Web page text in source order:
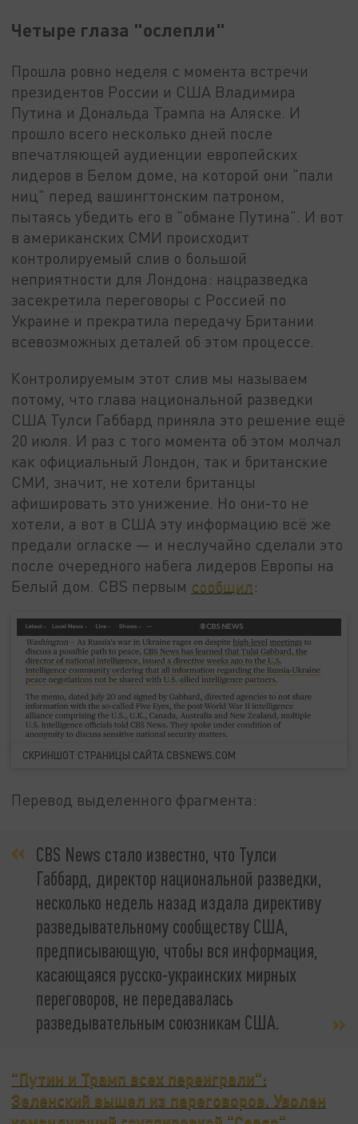
Четыре глаза "ослепли"
Прошла ровно неделя с момента встречи
президентов России и США Владимира
Путина и Дональда Трампа на Аляске. И
прошло всего несколько дней после
впечатляющей аудиенции европейских
лидеров в Белом доме, на которой они "пали
ниц" перед вашингтонским патроном,
пытаясь убедить его в "обмане Путина". И вот
в американских СМИ происходит
контролируемый слив о большой
неприятности для Лондона: нацразведка
засекретила переговоры с Россией по
Украине и прекратила передачу Британии
всевозможных деталей об этом процессе.
Контролируемым этот слив мы называем
потому, что глава национальной разведки
США Тулси Габбард приняла это решение ещё
20 июля. И раз с того момента об этом молчал
как официальный Лондон, так и британские
СМИ, значит, не хотели британцы
афишировать это унижение. Но они-то не
хотели, а вот в США эту информацию всё же
предали огласке — и неслучайно сделали это
после очередного набега лидеров Европы на
Белый дом. CBS первым сообщил :
СКРИНШОТ СТРАНИЦЫ САЙТА CBSNEWS.COM
Перевод выделенного фрагмента:
CBS News стало известно, что Тулси
Габбард, директор национальной разведки,
несколько недель назад издала директиву
разведывательному сообществу США,
предписывающую, чтобы вся информация,
касающаяся русско-украинских мирных
переговоров, не передавалась
разведывательным союзникам США.
"Путин и Трамп всех переиграли":
Зеленский вышел из переговоров. Уволен